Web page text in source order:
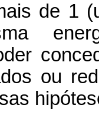
de 1
ou